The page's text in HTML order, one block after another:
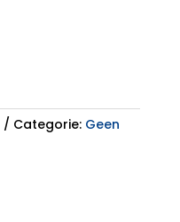
Categorie: Geen